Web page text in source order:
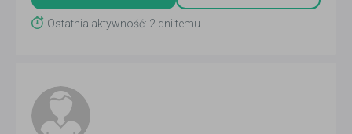
Ostatnia aktywność: 2 dni temu